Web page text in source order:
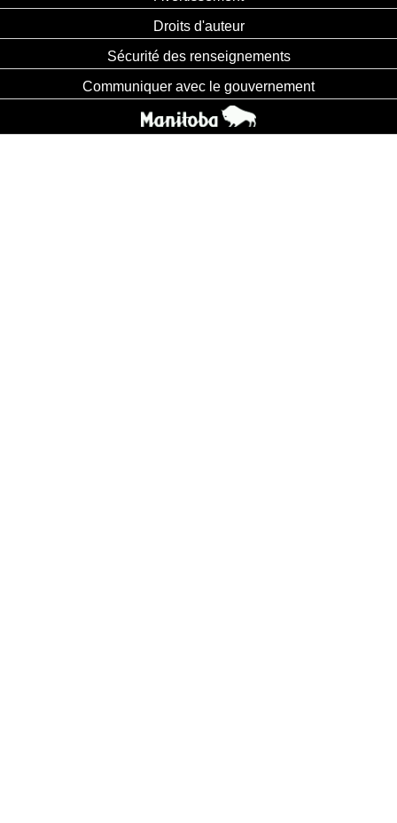
Droits d'auteur
Sécurité des renseignements
Communiquer avec le gouvernement